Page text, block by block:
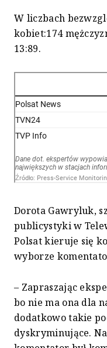
W liczbach
kobiet:174
13:89.
Dorota Gawryluk,
publicystyki w
Polsat kieruje się
wyborze
– Zapraszając
bo nie ma ona dla
dodatkowo takie
dyskryminujące.